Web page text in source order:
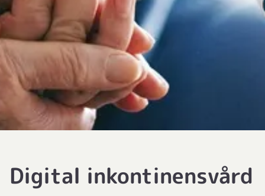
Digital inkontinensvård